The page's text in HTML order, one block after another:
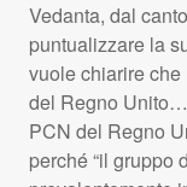
Vedanta, dal
puntualizzare la
vuole chiarire
del Regno
PCN del Regno
perché “il gruppo